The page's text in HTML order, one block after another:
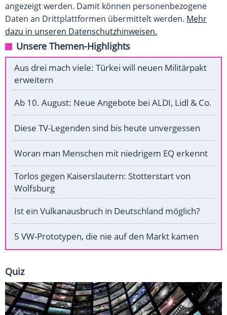
angezeigt werden. Damit können personenbezogene
Daten an Drittplattformen übermittelt werden. Mehr
dazu in unseren Datenschutzhinweisen.
Unsere Themen-Highlights
Aus drei mach viele: Türkei will neuen Militärpakt
erweitern
Ab 10. August: Neue Angebote bei ALDI, Lidl & Co.
Diese TV-Legenden sind bis heute unvergessen
Woran man Menschen mit niedrigem EQ erkennt
Torlos gegen Kaiserslautern: Stotterstart von
Wolfsburg
Ist ein Vulkanausbruch in Deutschland möglich?
5 VW-Prototypen, die nie auf den Markt kamen
Quiz